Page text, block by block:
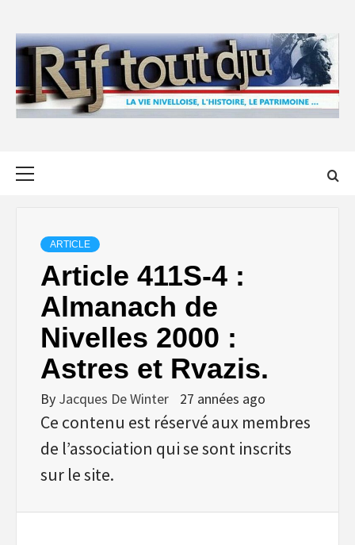
content
ARTICLE
Article 411S-4 :
Almanach de
Nivelles 2000 :
Astres et Rvazis.
By Jacques De Winter 27 années ago
Ce contenu est réservé aux membres
de l’association qui se sont inscrits
sur le site.